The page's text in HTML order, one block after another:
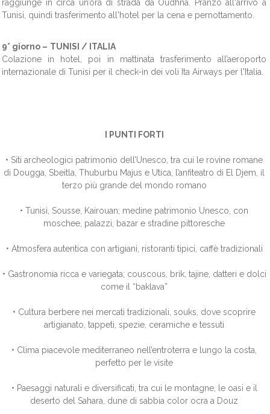
raggiunge in circa un’ora di strada da Oudhna. Pranzo all'arrivo a
Tunisi, quindi trasferimento all'hotel per la cena e pernottamento.
9° giorno – TUNISI / ITALIA
Colazione in hotel, poi in mattinata trasferimento all’aeroporto
internazionale di Tunisi per il check-in dei voli Ita Airways per l'Italia.
I PUNTI FORTI
• Siti archeologici patrimonio dell’Unesco, tra cui le rovine romane
di Dougga, Sbeitla, Thuburbu Majus e Utica, l’anfiteatro di El Djem, il
terzo più grande del mondo romano
• Tunisi, Sousse, Kairouan; medine patrimonio Unesco, con
moschee, palazzi, bazar e stradine pittoresche
• Atmosfera autentica con artigiani, ristoranti tipici, caffè tradizionali
• Gastronomia ricca e variegata; couscous, brik, tajine, datteri e dolci
come il “baklava”
• Cultura berbere nei mercati tradizionali, souks, dove scoprire
artigianato, tappeti, spezie, ceramiche e tessuti
• Clima piacevole mediterraneo nell’entroterra e lungo la costa,
perfetto per le visite
• Paesaggi naturali e diversificati, tra cui le montagne, le oasi e il
deserto del Sahara, dune di sabbia color ocra a Douz